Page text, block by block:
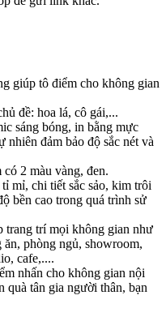
giúp tô điểm cho không gian
đề: hoa lá, cô gái,...
sáng bóng, in bằng mực
đảm bảo độ sắc nét và
2 màu vàng, đen.
mỉ, chi tiết sắc sảo, kim trôi
bền cao trong quá trình sử
trang trí mọi không gian như
phòng ngủ, showroom,
cafe,....
nhấn cho không gian nội
quà tân gia người thân, bạn